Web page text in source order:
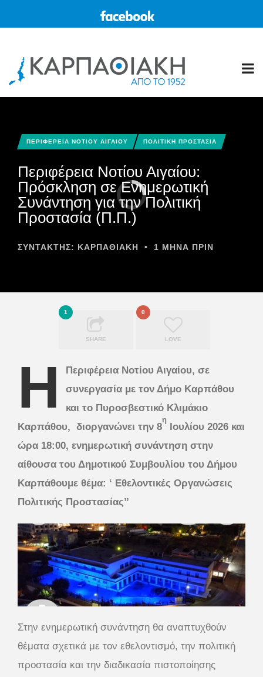
ΠΕΡΙΦΕΡΕΙΑ ΝΟΤΙΟΥ ΑΙΓΑΙΟΥ ΠΟΛΙΤΙΚΗ ΠΡΟΣΤΑΣΙΑ
Περιφέρεια Νοτίου Αιγαίου:
Πρόσκληση σε Ενημερωτική
Συνάντηση για την Πολιτική
Προστασία (Π.Π.)
ΣΥΝΤΆΚΤΗΣ: ΚΑΡΠΑΘΙΑΚΗ • 1 ΜΉΝΑ ΠΡΙΝ
1
SHARE
0
LOVE
Η
Περιφέρεια Νοτίου Αιγαίου, σε
συνεργασία με τον Δήμο Καρπάθου
και το Πυροσβεστικό Κλιμάκιο
Καρπάθου, διοργανώνει την 8
η
Ιουλίου 2026 και
ώρα 18:00, ενημερωτική συνάντηση στην
αίθουσα του Δημοτικού Συμβουλίου του Δήμου
Καρπάθουμε θέμα: ‘ Εθελοντικές Οργανώσεις
Πολιτικής Προστασίας’’
Στην ενημερωτική συνάντηση θα αναπτυχθούν
θέματα σχετικά με τον εθελοντισμό, την πολιτική
προστασία και την διαδικασία πιστοποίησης